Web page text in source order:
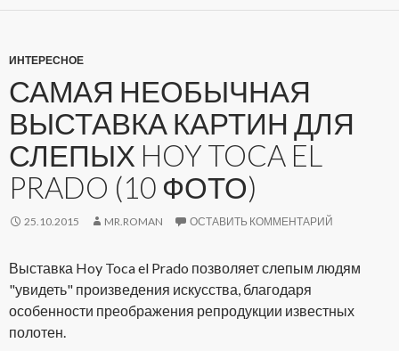
ИНТЕРЕСНОЕ
САМАЯ НЕОБЫЧНАЯ
ВЫСТАВКА КАРТИН ДЛЯ
СЛЕПЫХ HOY TOCA EL
PRADO (10 ФОТО)
25.10.2015 MR.ROMAN ОСТАВИТЬ КОММЕНТАРИЙ
Выставка Hoy Toca el Prado позволяет слепым людям
"увидеть" произведения искусства, благодаря
особенности преображения репродукции известных
полотен.